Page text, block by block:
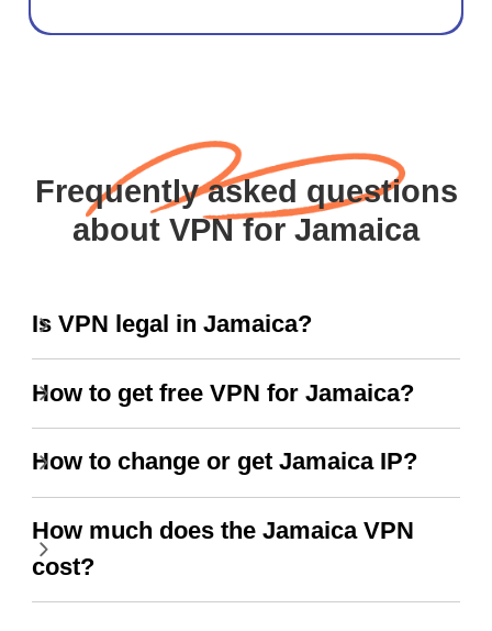
Frequently asked questions
about VPN for Jamaica
Is VPN legal in Jamaica?
How to get free VPN for Jamaica?
How to change or get Jamaica IP?
How much does the Jamaica VPN
cost?